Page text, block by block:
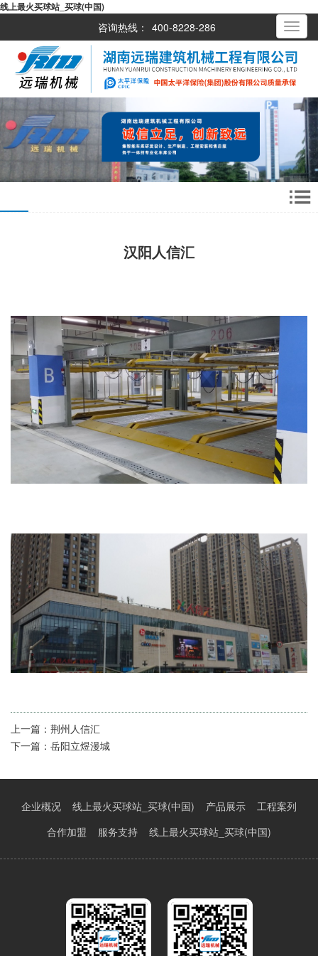
线上最火买球站_买球(中国)
咨询热线： 400-8228-286
汉阳人信汇
上一篇： 荆州人信汇
下一篇： 岳阳立煜漫城
企业概况 线上最火买球站_买球(中国) 产品展示
工程案列
合作加盟
服务支持 线上最火买球站_买球(中国)
Toggle